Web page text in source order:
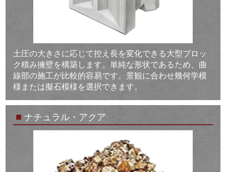
土圧の大きさに応じて控え長を変化できる大型ブロッ
ク積み擁壁を構築します。単純な形状であるため、曲
線部の施工が比較的容易です。景観に合わせ幾何学模
様または擬石模様を選択できます。
■ ナチュラル・アクア